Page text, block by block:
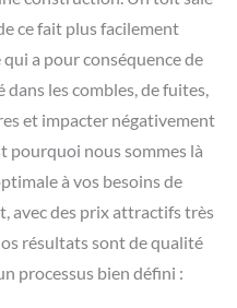
ce fait plus facilement
a pour conséquence de
les combles, de fuites,
et impacter négativement
pourquoi nous sommes là
à vos besoins de
avec des prix attractifs très
résultats sont de qualité
processus bien défini :